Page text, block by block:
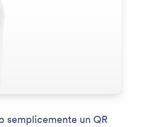
semplicemente un QR